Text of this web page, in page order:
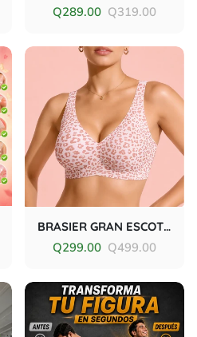
Q289.00 Q319.00
BRASIER GRAN ESCOTE (Pack 2 unidades)
Q299.00 Q499.00